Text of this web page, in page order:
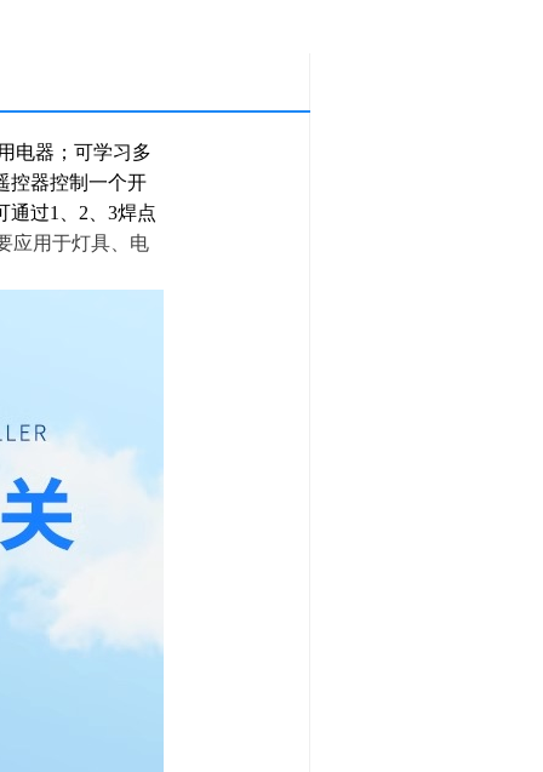
电器；可学习多
控器控制一个开
通过1、2、3焊点
应用于灯具、电